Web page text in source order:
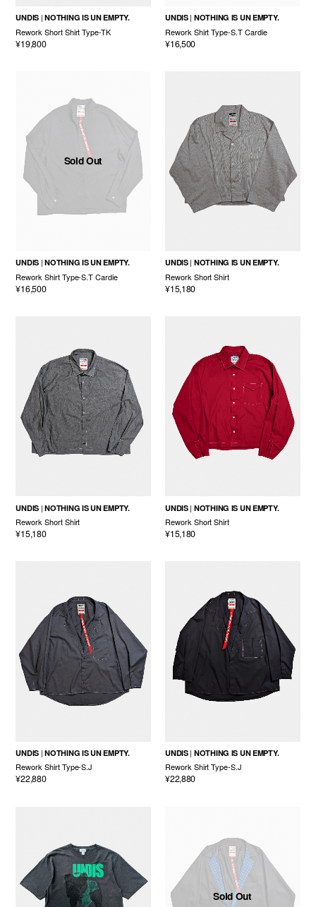
UNDIS NOTHING IS UN EMPTY.
Rework Short Shirt Type-TK
¥19,800
UNDIS NOTHING IS UN EMPTY.
Rework Shirt Type-S.T Cardie
¥16,500
Sold Out
UNDIS NOTHING IS UN EMPTY.
Rework Shirt Type-S.T Cardie
¥16,500
UNDIS NOTHING IS UN EMPTY.
Rework Short Shirt
¥15,180
UNDIS NOTHING IS UN EMPTY.
Rework Short Shirt
¥15,180
UNDIS NOTHING IS UN EMPTY.
Rework Short Shirt
¥15,180
UNDIS NOTHING IS UN EMPTY.
Rework Shirt Type-S.J
¥22,880
UNDIS NOTHING IS UN EMPTY.
Rework Shirt Type-S.J
¥22,880
Sold Out